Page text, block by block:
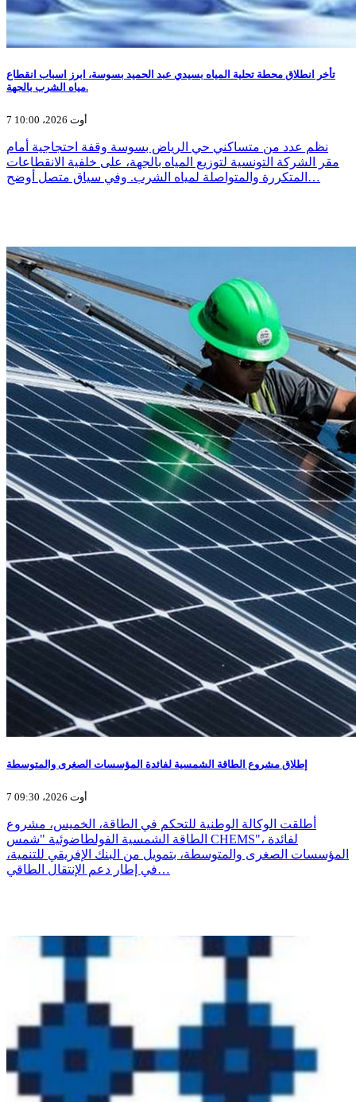
تأخر انطلاق محطة تحلية المياه بسيدي عبد الحميد بسوسة، ابرز اسباب انقطاع
مياه الشرب بالجهة.
7 أوت 2026، 10:00
نظم عدد من متساكني حي الرياض بسوسة وقفة احتجاجية أمام
مقر الشركة التونسية لتوزيع المياه بالجهة، على خلفية الانقطاعات
المتكررة والمتواصلة لمياه الشرب. وفي سياق متصل أوضح…
إطلاق مشروع الطاقة الشمسية لفائدة المؤسسات الصغرى والمتوسطة
7 أوت 2026، 09:30
أطلقت الوكالة الوطنية للتحكم في الطاقة، الخميس، مشروع
الطاقة الشمسية الفولطاضوئية "شمس CHEMS"، لفائدة
المؤسسات الصغرى والمتوسطة، بتمويل من البنك الإفريقي للتنمية،
في إطار دعم الإنتقال الطاقي…